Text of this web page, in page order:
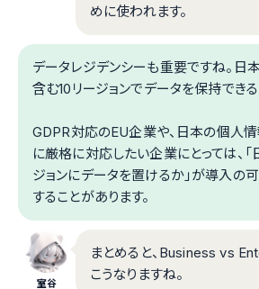
めに使われます。
データレジデンシーも重要ですね。日本
含む10リージョンでデータを保持できる
GDPR対応のEU企業や、日本の個人
に厳格に対応したい企業にとっては、「
ジョンにデータを置けるか」が導入の
することがあります。
室谷
まとめると、Business vs
こうなりますね。